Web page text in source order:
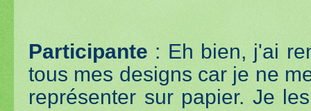
Participante : Eh bien, j'ai
tous mes designs car je ne
représenter sur papier. Je